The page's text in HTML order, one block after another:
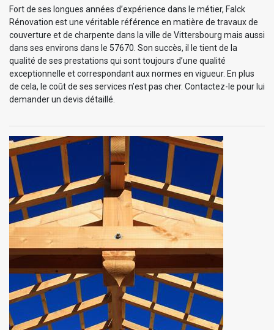
Fort de ses longues années d’expérience dans le métier, Falck
Rénovation est une véritable référence en matière de travaux de
couverture et de charpente dans la ville de Vittersbourg mais aussi
dans ses environs dans le 57670. Son succès, il le tient de la
qualité de ses prestations qui sont toujours d’une qualité
exceptionnelle et correspondant aux normes en vigueur. En plus
de cela, le coût de ses services n’est pas cher. Contactez-le pour lui
demander un devis détaillé.